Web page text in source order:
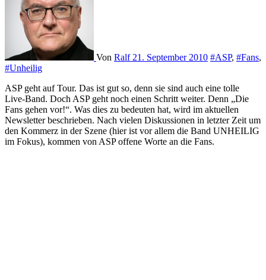
Von Ralf 21. September 2010 #ASP, #Fans,
#Unheilig
ASP geht auf Tour. Das ist gut so, denn sie sind auch eine tolle
Live-Band. Doch ASP geht noch einen Schritt weiter. Denn „Die
Fans gehen vor!“. Was dies zu bedeuten hat, wird im aktuellen
Newsletter beschrieben. Nach vielen Diskussionen in letzter Zeit um
den Kommerz in der Szene (hier ist vor allem die Band UNHEILIG
im Fokus), kommen von ASP offene Worte an die Fans.